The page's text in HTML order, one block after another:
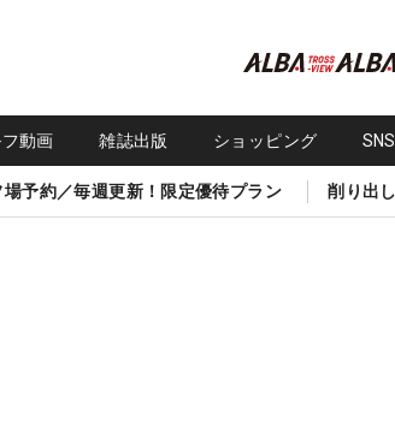
動画 雑誌出版 ショッピング
場予約／毎週更新！限定優待プラン 削り出